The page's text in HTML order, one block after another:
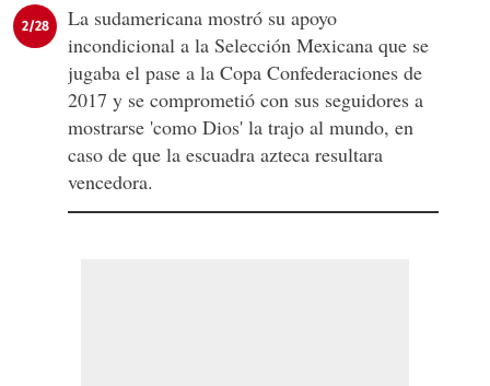
2/28
La sudamericana mostró su apoyo
incondicional a la Selección Mexicana que se
jugaba el pase a la Copa Confederaciones de
2017 y se comprometió con sus seguidores a
mostrarse 'como Dios' la trajo al mundo, en
caso de que la escuadra azteca resultara
vencedora.